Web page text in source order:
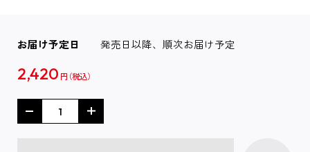
お届け予定日 発売日以降、順次お届け予定
2,420 円